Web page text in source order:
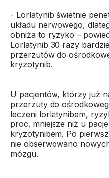
- Lorlatynib świetnie
układu nerwowego,
obniża to ryzyko –
Lorlatynib 30 razy
przerzutów do
kryzotynib.
U pacjentów, którzy już
przerzuty do
leczeni lorlatynibem,
proc. mniejsze niż u
kryzotynibem. Po
nie obserwowano
mózgu.